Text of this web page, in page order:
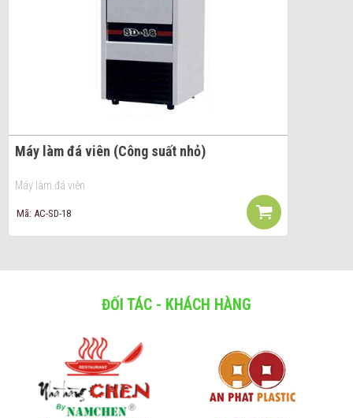
Máy làm đá viên (Công suất nhỏ)
Máy làm đá viên
Mã: AC-SD-18
ĐỐI TÁC - KHÁCH HÀNG